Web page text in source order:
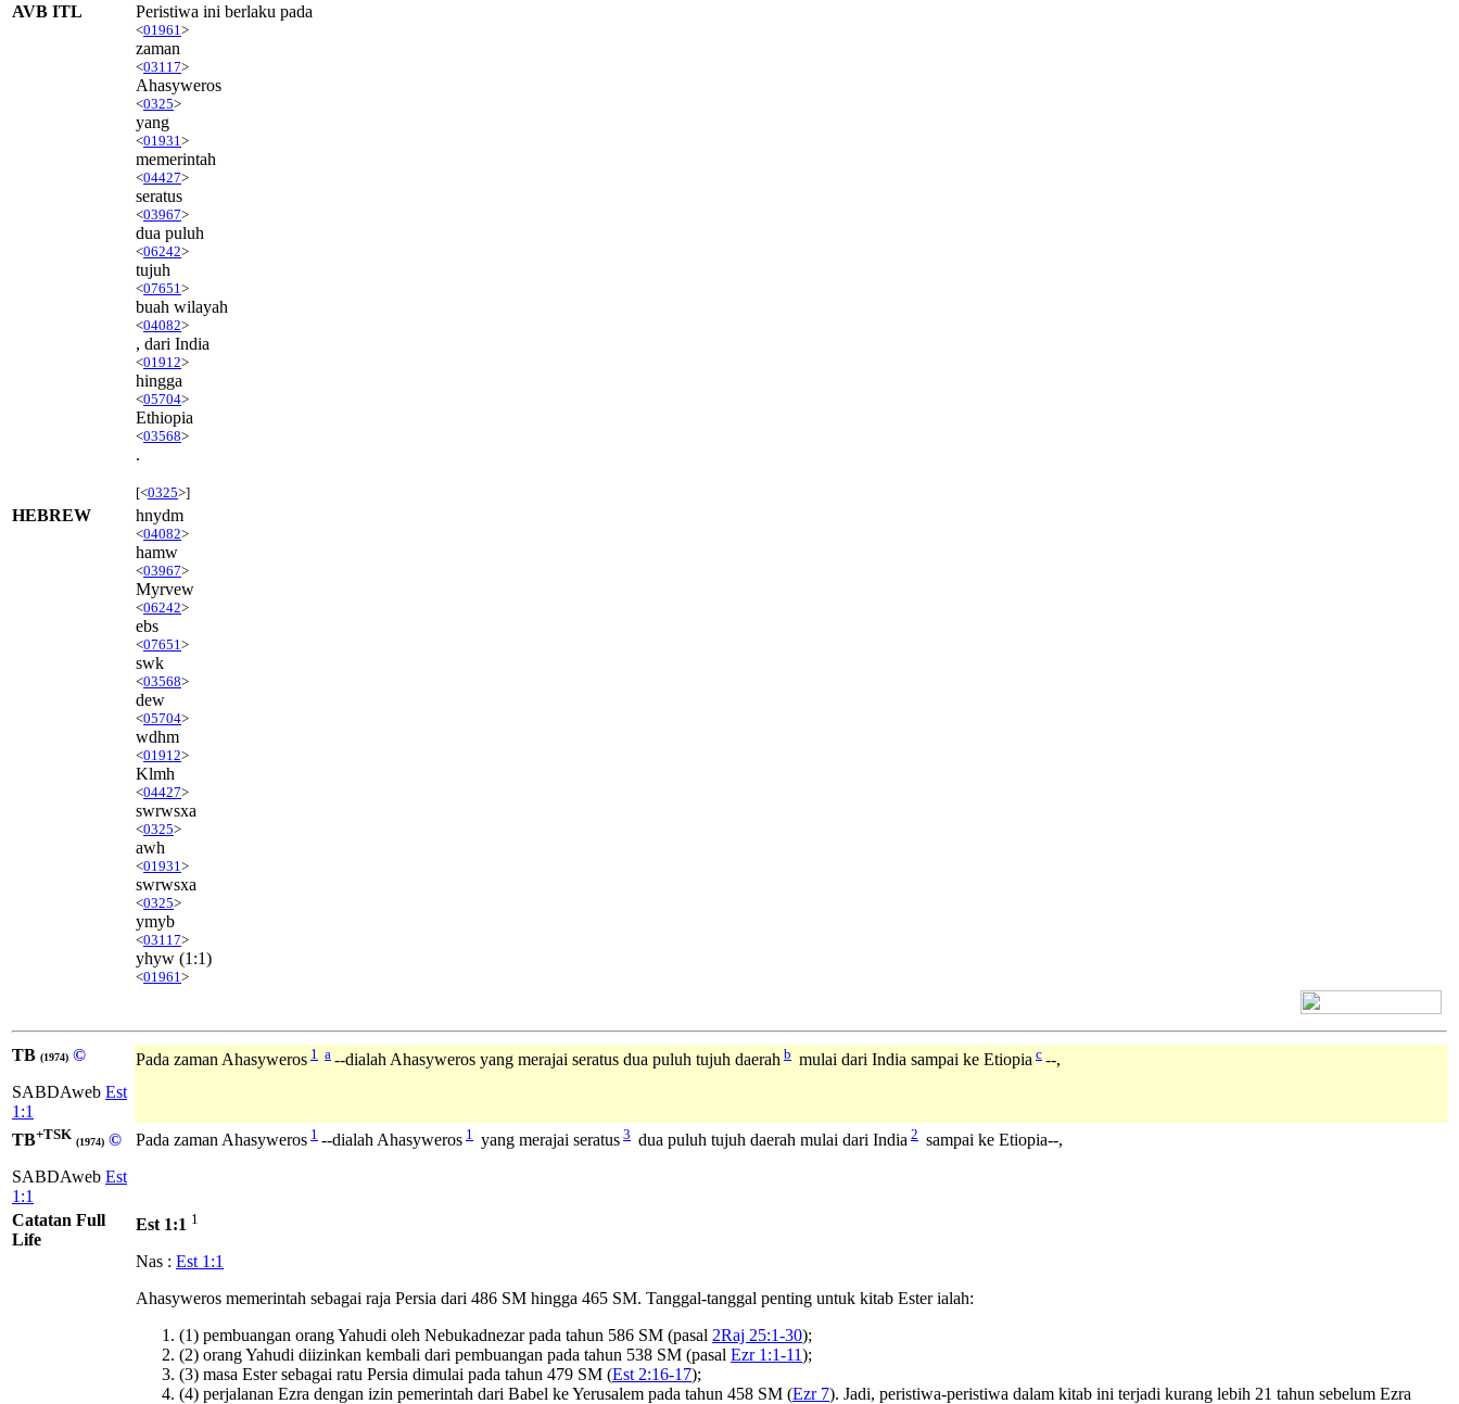
AVB ITL
Peristiwa ini berlaku pada
<01961 >
zaman
<03117>
Ahasyweros
<0325>
yang
<01931 >
memerintah
<04427>
seratus
<03967>
dua puluh
<06242>
tujuh
<07651 >
buah wilayah
<04082>
, dari India
<01912>
hingga
<05704>
Ethiopia
<03568>
.
[<0325>]
HEBREW hnydm
<04082>
hamw
<03967>
Myrvew
<06242>
ebs
<07651 >
swk
<03568>
dew
<05704>
wdhm
<01912>
Klmh
<04427>
swrwsxa
<0325>
awh
<01931 >
swrwsxa
<0325>
ymyb
<03117>
yhyw (1:1)
<01961 >
TB (1974) ©
SABDAweb Est
1:1
Pada zaman Ahasyweros 1 a --dialah Ahasyweros yang merajai seratus dua puluh tujuh daerah b mulai dari India sampai ke Etiopia c --,
TB+TSK (1974) ©
SABDAweb Est
1:1
Pada zaman Ahasyweros 1 --dialah Ahasyweros 1 yang merajai seratus 3 dua puluh tujuh daerah mulai dari India 2 sampai ke Etiopia--,
Catatan Full
Life
Est 1:1 1
Nas : Est 1:1
Ahasyweros memerintah sebagai raja Persia dari 486 SM hingga 465 SM. Tanggal-tanggal penting untuk kitab Ester ialah:
(1) pembuangan orang Yahudi oleh Nebukadnezar pada tahun 586 SM (pasal 2Raj 25:1-30);
(2) orang Yahudi diizinkan kembali dari pembuangan pada tahun 538 SM (pasal Ezr 1:1-11);
(3) masa Ester sebagai ratu Persia dimulai pada tahun 479 SM (Est 2:16-17);
(4) perjalanan Ezra dengan izin pemerintah dari Babel ke Yerusalem pada tahun 458 SM (Ezr 7). Jadi, peristiwa-peristiwa dalam kitab ini terjadi kurang lebih 21 tahun sebelum Ezra